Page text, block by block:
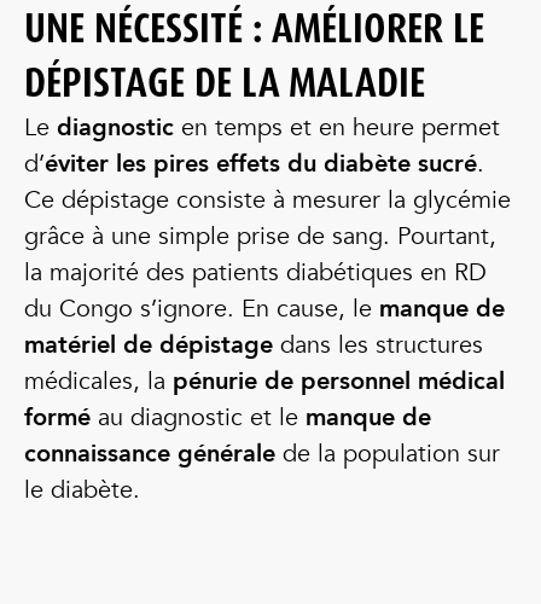
UNE NÉCESSITÉ : AMÉLIORER LE
DÉPISTAGE DE LA MALADIE
Le diagnostic en temps et en heure permet
d’éviter les pires effets du diabète sucré.
Ce dépistage consiste à mesurer la glycémie
grâce à une simple prise de sang. Pourtant,
la majorité des patients diabétiques en RD
du Congo s’ignore. En cause, le manque de
matériel de dépistage dans les structures
médicales, la pénurie de personnel médical
formé au diagnostic et le manque de
connaissance générale de la population sur
le diabète.